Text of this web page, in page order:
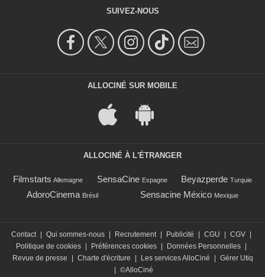
SUIVEZ-NOUS
ALLOCINÉ SUR MOBILE
ALLOCINÉ À L'ÉTRANGER
Filmstarts Allemagne SensaCine Espagne Beyazperde Turquie
AdoroCinema Brésil Sensacine México Mexique
Contact Qui sommes-nous Recrutement Publicité CGU CGV
Politique de cookies
Préférences cookies Données Personnelles
Revue de presse
Charte d'écriture Les services AlloCiné
Gérer Utiq
©AlloCiné